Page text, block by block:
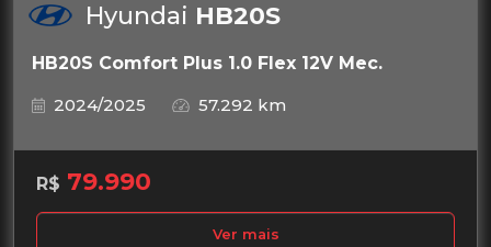
Hyundai HB20S
HB20S Comfort Plus 1.0 Flex 12V Mec.
2024/2025
57.292 km
R$ 79.990
Ver mais